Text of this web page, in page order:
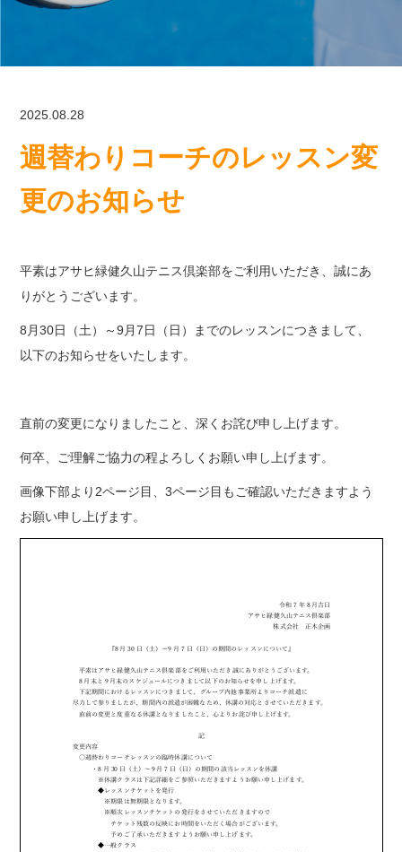
2025.08.28
週替わりコーチのレッスン変
更のお知らせ
平素はアサヒ緑健久山テニス倶楽部をご利用いただき、誠にあ
りがとうございます。
8月30日（土）～9月7日（日）までのレッスンにつきまして、
以下のお知らせをいたします。
直前の変更になりましたこと、深くお詫び申し上げます。
何卒、ご理解ご協力の程よろしくお願い申し上げます。
画像下部より2ページ目、3ページ目もご確認いただきますよう
お願い申し上げます。